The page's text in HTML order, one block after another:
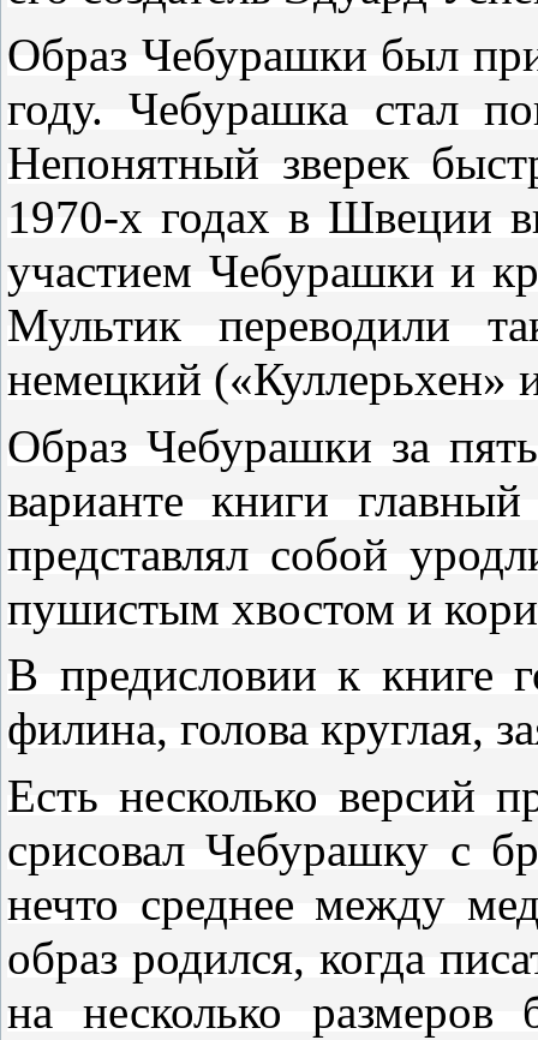
Образ Чебурашки был
году. Чебурашка стал
Непонятный зверек
1970-х годах в Швеции
участием Чебурашки и
Мультик переводили
немецкий
Образ Чебурашки за
варианте книги
представлял собой
пушистым хвостом и
В предисловии к книге
филина, голова круглая,
Есть несколько версий
срисовал Чебурашку с
нечто среднее между
образ родился, когда
на несколько